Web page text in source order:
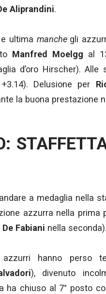
Aliprandini.
ultima manche gli
Manfred Moelgg al
d’oro Hirscher). Alle
Delusione per
la buona prestazione
a medaglia nella
azzurra nella prima
Fabiani nella seconda).
hanno perso
), divenuto
ha chiuso al 7° posto